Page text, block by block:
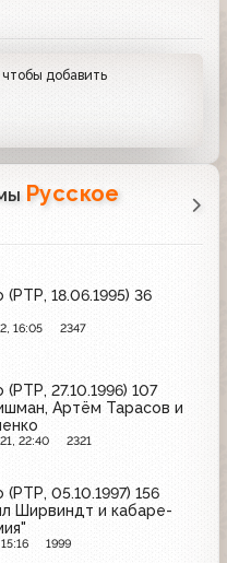
, чтобы добавить
Русское
(РТР, 18.06.1995) 36
16:05 2347
27.10.1996) 107
Артём Тарасов и
22:40 2321
(РТР, 05.10.1997) 156
Ширвиндт и кабаре-
1999